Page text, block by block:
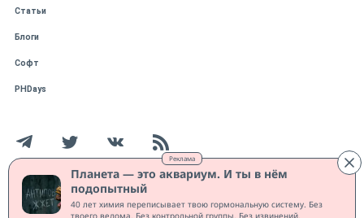
Реклама
Планета — это аквариум. И ты в нём
подопытный
40 лет химия переписывает твою гормональную систему. Без
твоего ведома. Без контрольной группы. Без извинений.
Статьи
Блоги
Софт
PHDays
Работает на CMS "1С-Битрикс: Управление сайтом"
Защищено CURATOR